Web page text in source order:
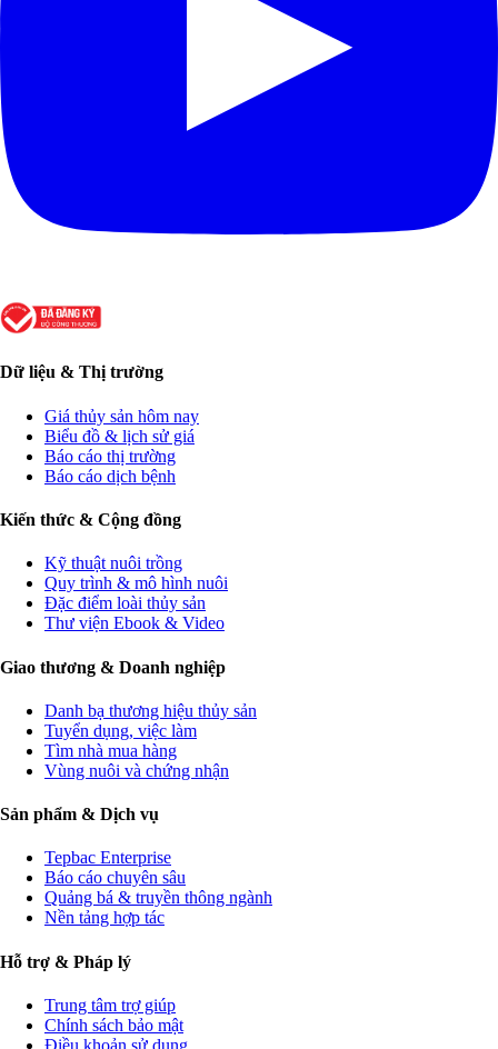
Dữ liệu & Thị trường
Giá thủy sản hôm nay
Biểu đồ & lịch sử giá
Báo cáo thị trường
Báo cáo dịch bệnh
Kiến thức & Cộng đồng
Kỹ thuật nuôi trồng
Quy trình & mô hình nuôi
Đặc điểm loài thủy sản
Thư viện Ebook & Video
Giao thương & Doanh nghiệp
Danh bạ thương hiệu thủy sản
Tuyển dụng, việc làm
Tìm nhà mua hàng
Vùng nuôi và chứng nhận
Sản phẩm & Dịch vụ
Tepbac Enterprise
Báo cáo chuyên sâu
Quảng bá & truyền thông ngành
Nền tảng hợp tác
Hỗ trợ & Pháp lý
Trung tâm trợ giúp
Chính sách bảo mật
Điều khoản sử dụng